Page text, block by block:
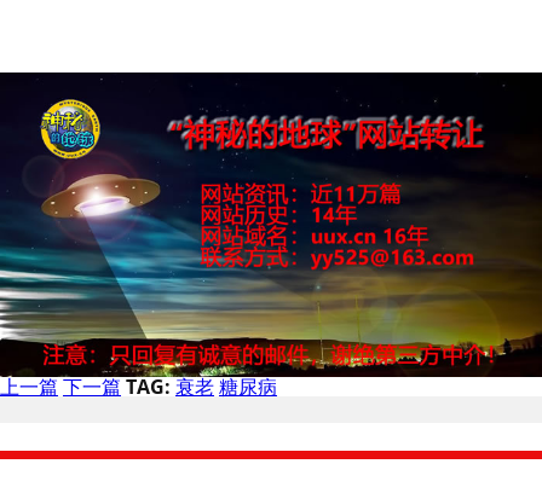
上一篇 下一篇 TAG: 衰老糖尿病